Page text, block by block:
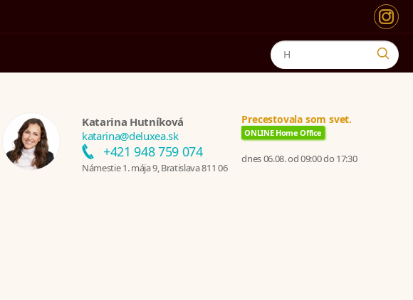
Katarina Hutníková
katarina@deluxea.sk
+421 948 759 074
Námestie 1. mája 9, Bratislava 811 06
Precestovala som svet.
ONLINE Home Office
dnes 06.08. od 09:00 do 17:30